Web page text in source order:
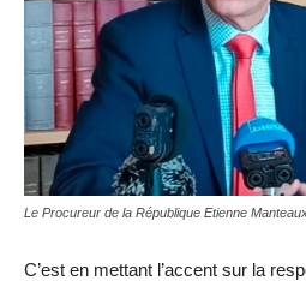
Le Procureur de la République Etienne
C’est en mettant l’accent sur la